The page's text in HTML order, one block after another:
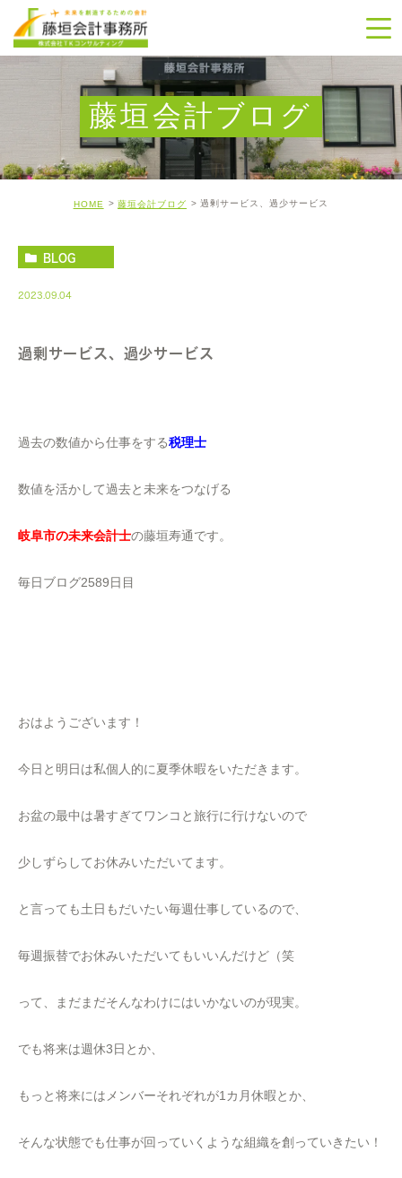
藤垣会計ブログ
HOME 藤垣会計ブログ 過剰サービス、過少サービス
BLOG
2023.09.04
過剰サービス、過少サービス
過去の数値から仕事をする税理士
数値を活かして過去と未来をつなげる
岐阜市の未来会計士の藤垣寿通です。
毎日ブログ2589日目
おはようございます！
今日と明日は私個人的に夏季休暇をいただきます。
お盆の最中は暑すぎてワンコと旅行に行けないので
少しずらしてお休みいただいてます。
と言っても土日もだいたい毎週仕事しているので、
毎週振替でお休みいただいてもいいんだけど（笑
って、まだまだそんなわけにはいかないのが現実。
でも将来は週休3日とか、
もっと将来にはメンバーそれぞれが1カ月休暇とか、
そんな状態でも仕事が回っていくような組織を創っていきたい！